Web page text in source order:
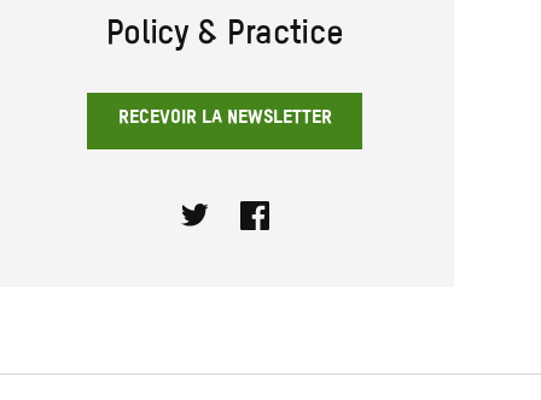
Policy & Practice
RECEVOIR LA NEWSLETTER